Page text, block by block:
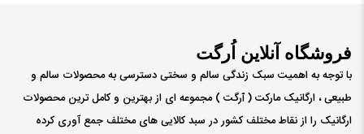
فروشگاه آنلاین اُرگت
با توجه به اهمیت سبک زندگی سالم و سختی دسترسی به محصولات سالم و
طبیعی ، ارگانیک مارکت ( ٱرگت ) مجموعه ای از بهترین و کامل ترین محصولات
ارگانیک را از نقاط مختلف کشور در سبد کالایی های مختلف جمع آوری کرده